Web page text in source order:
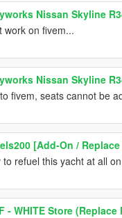
Nissan Skyline
work on fivem...
Nissan Skyline
fivem, seats cannot be
[Add-On /
refuel this yacht at all
- WHITE Store